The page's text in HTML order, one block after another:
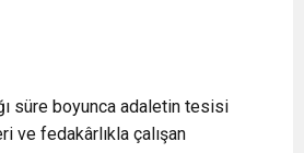
süre boyunca adaletin tesisi
ve fedakârlıkla çalışan